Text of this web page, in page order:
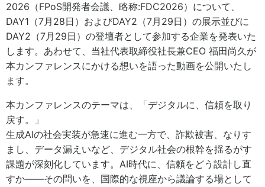
2026（FPoS開発者会議、略称:FDC2026）について、
DAY1（7月28日）およびDAY2（7月29日）の展示並びに
DAY2（7月29日）の登壇者として参加する企業を発表いた
します。あわせて、当社代表取締役社長兼CEO 福田尚久が
本カンファレンスにかける想いを語った動画を公開いたし
ます。
本カンファレンスのテーマは、「デジタルに、信頼を取り
戻す。」
生成AIの社会実装が急速に進む一方で、詐欺被害、なりす
まし、データ漏えいなど、デジタル社会の根幹を揺るがす
課題が深刻化しています。AI時代に、信頼をどう設計し直
すか――その問いを、国際的な視座から議論する場として